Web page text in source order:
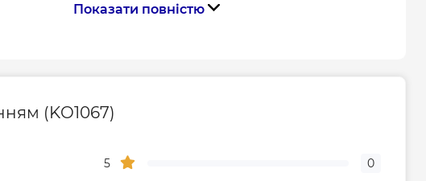
радіатора
Показати повністю
(KO1067)
5
0